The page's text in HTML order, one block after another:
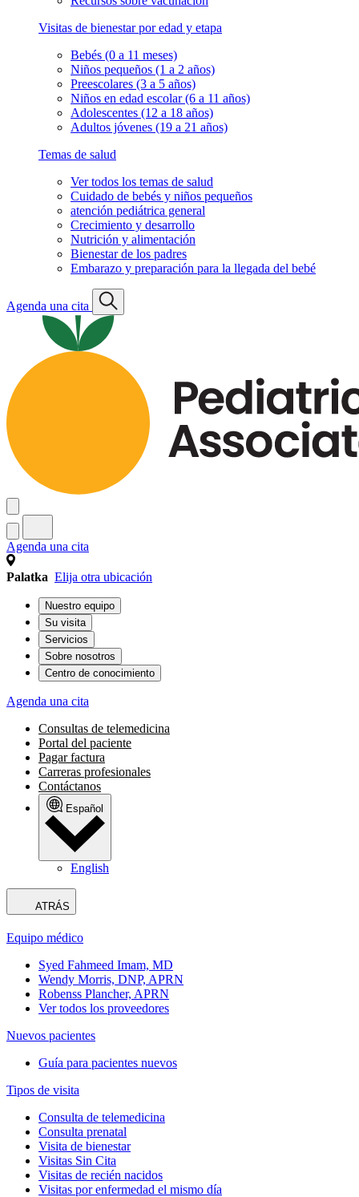
Visitas de bienestar por edad y etapa
Bebés (0 a 11 meses)
Niños pequeños (1 a 2 años)
Preescolares (3 a 5 años)
Niños en edad escolar (6 a 11 años)
Adolescentes (12 a 18 años)
Adultos jóvenes (19 a 21 años)
Temas de salud
Ver todos los temas de salud
Cuidado de bebés y niños pequeños
atención pediátrica general
Crecimiento y desarrollo
Nutrición y alimentación
Bienestar de los padres
Embarazo y preparación para la llegada del bebé
Agenda una cita
Agenda una cita
Palatka Elija otra ubicación
Nuestro equipo
Su visita
Servicios
Sobre nosotros
Centro de conocimiento
Agenda una cita
Consultas de telemedicina
Portal del paciente
Pagar factura
Carreras profesionales
Contáctanos
Español
English
ATRÁS
Equipo médico
Syed Fahmeed Imam, MD
Wendy Morris, DNP, APRN
Robenss Plancher, APRN
Ver todos los proveedores
Nuevos pacientes
Guía para pacientes nuevos
Tipos de visita
Consulta de telemedicina
Consulta prenatal
Visita de bienestar
Visitas Sin Cita
Visitas de recién nacidos
Visitas por enfermedad el mismo día